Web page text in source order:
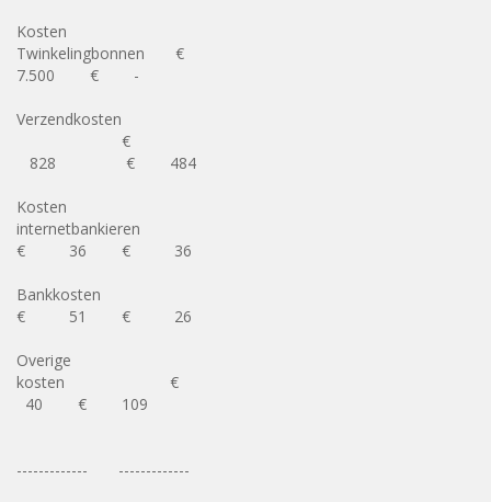
Kosten
Twinkelingbonnen €
7.500 € -
Verzendkosten
€
828 € 484
Kosten
internetbankieren
€ 36 € 36
Bankkosten
€ 51 € 26
Overige
kosten €
40 € 109
------------- -------------